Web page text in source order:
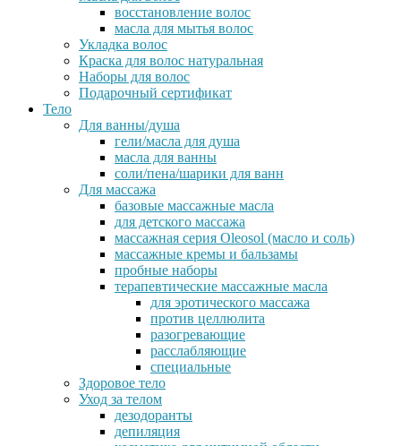
восстановление волос
масла для мытья волос
Укладка волос
Краска для волос натуральная
Наборы для волос
Подарочный сертификат
Тело
Для ванны/душа
гели/масла для душа
масла для ванны
соли/пена/шарики для ванн
Для массажа
базовые массажные масла
для детского массажа
массажная серия Oleosol (масло и соль)
массажные кремы и бальзамы
пробные наборы
терапевтические массажные масла
для эротического массажа
против целлюлита
разогревающие
расслабляющие
специальные
Здоровое тело
Уход за телом
дезодоранты
депиляция